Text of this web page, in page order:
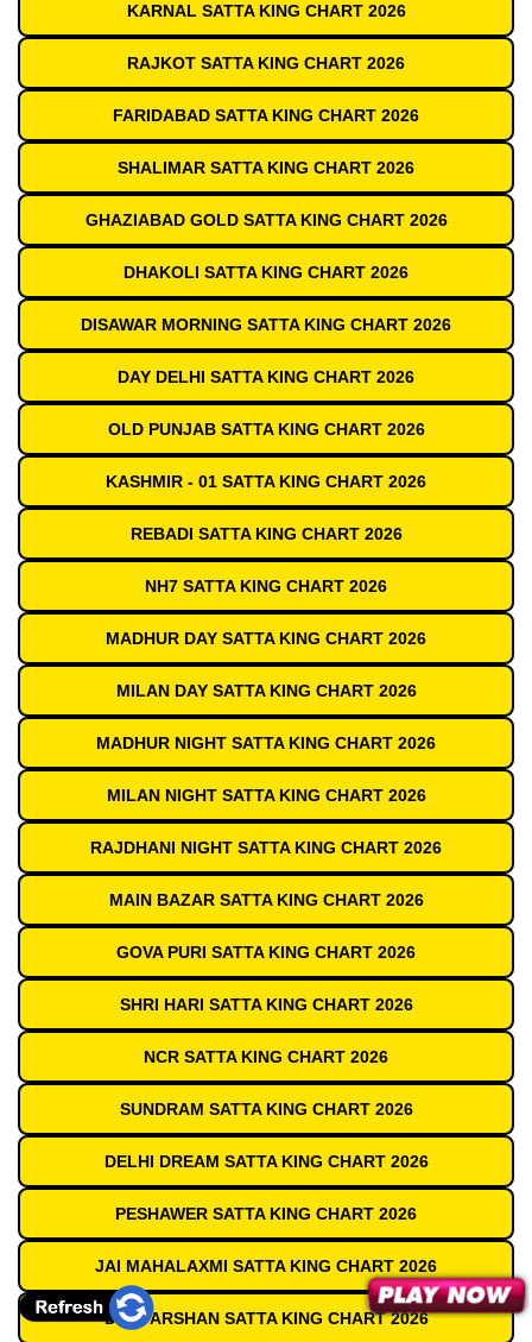
KARNAL SATTA KING CHART 2026
RAJKOT SATTA KING CHART 2026
FARIDABAD SATTA KING CHART 2026
SHALIMAR SATTA KING CHART 2026
GHAZIABAD GOLD SATTA KING CHART 2026
DHAKOLI SATTA KING CHART 2026
DISAWAR MORNING SATTA KING CHART 2026
DAY DELHI SATTA KING CHART 2026
OLD PUNJAB SATTA KING CHART 2026
KASHMIR - 01 SATTA KING CHART 2026
REBADI SATTA KING CHART 2026
NH7 SATTA KING CHART 2026
MADHUR DAY SATTA KING CHART 2026
MILAN DAY SATTA KING CHART 2026
MADHUR NIGHT SATTA KING CHART 2026
MILAN NIGHT SATTA KING CHART 2026
RAJDHANI NIGHT SATTA KING CHART 2026
MAIN BAZAR SATTA KING CHART 2026
GOVA PURI SATTA KING CHART 2026
SHRI HARI SATTA KING CHART 2026
NCR SATTA KING CHART 2026
SUNDRAM SATTA KING CHART 2026
DELHI DREAM SATTA KING CHART 2026
PESHAWER SATTA KING CHART 2026
JAI MAHALAXMI SATTA KING CHART 2026
DEVDARSHAN SATTA KING CHART 2026